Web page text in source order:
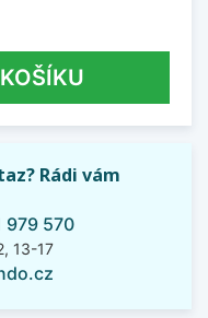
Rádi vám
979 570
13-17